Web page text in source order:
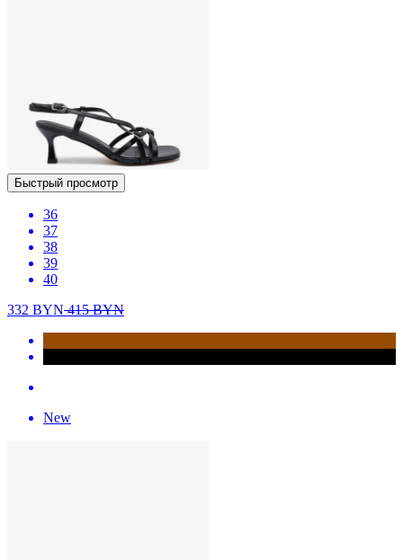
Быстрый просмотр
36
37
38
39
40
332 BYN415BYN
New